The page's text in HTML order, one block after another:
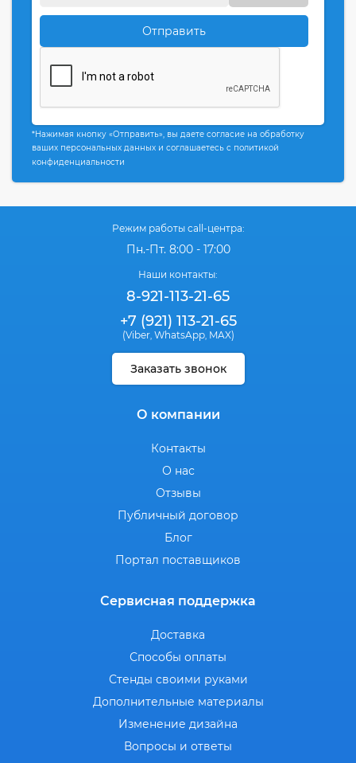
Отправить
*Нажимая кнопку «Отправить», вы даете согласие на обработку
ваших персональных данных и соглашаетесь с политикой
конфиденциальности
Режим работы call-центра:
Пн.-Пт. 8:00 - 17:00
Наши контакты:
8-921-113-21-65
+7 (921) 113-21-65
(Viber, WhatsApp, MAX)
Заказать звонок
О компании
Контакты
О нас
Отзывы
Публичный договор
Блог
Портал поставщиков
Сервисная поддержка
Доставка
Способы оплаты
Стенды своими руками
Дополнительные материалы
Изменение дизайна
Вопросы и ответы